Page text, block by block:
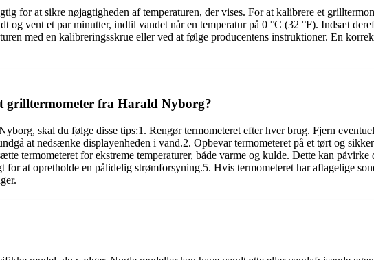
for at sikre nøjagtigheden af ​​temperaturen, der vises. For at kalibrere et
vent et par minutter, indtil vandet når en temperatur på 0 °C (32 °F). Indsæt
med en kalibreringsskrue eller ved at følge producentens instruktioner. En
grilltermometer fra Harald Nyborg?
skal du følge disse tips:1. Rengør termometeret efter hver brug. Fjern
at nedsænke displayenheden i vand.2. Opbevar termometeret på et tørt og
termometeret for ekstreme temperaturer, både varme og kulde. Dette kan
at opretholde en pålidelig strømforsyning.5. Hvis termometeret har aftagelige